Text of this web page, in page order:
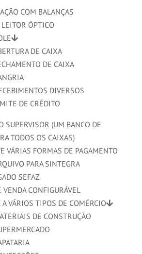
COM BALANÇAS
ÓPTICO
DE CAIXA
DE CAIXA
DIVERSOS
DE CRÉDITO
SUPERVISOR (UM BANCO DE
TODOS OS CAIXAS)
VÁRIAS FORMAS DE PAGAMENTO
PARA SINTEGRA
SEFAZ
VENDA CONFIGURÁVEL
A VÁRIOS TIPOS DE COMÉRCIO
DE CONSTRUÇÃO